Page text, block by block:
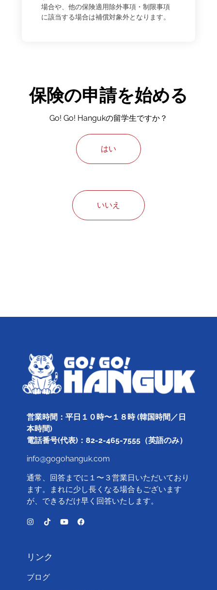
場合や、他の保険適用除外事項・制限事項
に該当する場合は補償対象外となります。
保険の申請を始める
Go! Go! Hangukの留学生ですか？
はい
いいえ
営業時間：平日１０時〜１８時 (韓国時間／日
本時間)
電話番号(代表)：82-2-465-7555（英語のみ）
info@gogohanguk.com
通常、回答までに１〜３営業日いただいており
ます。まれに少し長くなる場合もございます
が、できるだけ早く回答いたします。
リンク
ブログ